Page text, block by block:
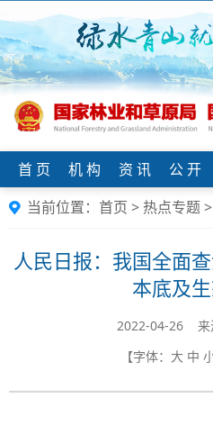
首 页 机 构 资 讯 公 开
当前位置： 首页 > 热点专题>
人民日报：我国全面
本底及
2022-04-26 来
【字体： 大 中